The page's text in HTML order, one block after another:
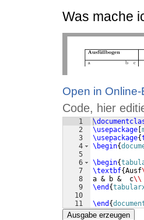
Was mache
Open in Online-
Code, hier
1
2
3
4
5
6
7
8
9
10
11
\usepackage [
\usepackage{
\begin{
\begin{
\textbf{Ausf
a & b &  c\\
\end {
\end {
Ausgabe erzeugen